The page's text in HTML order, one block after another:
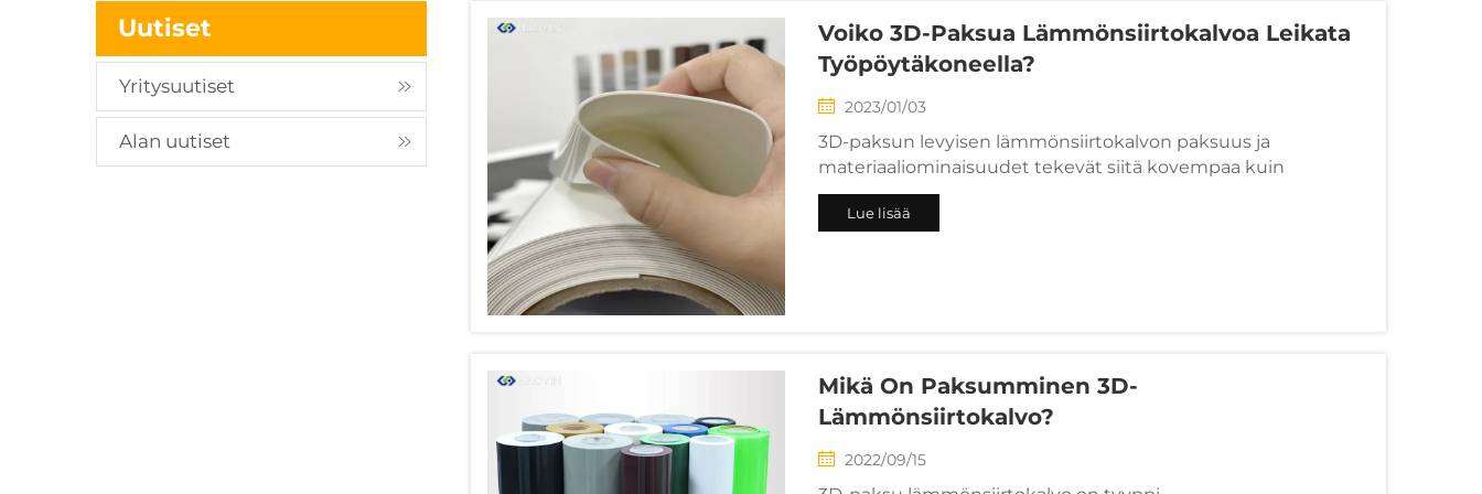
Uutiset
Yritysuutiset
Alan uutiset
Voiko 3D-Paksua Lämmönsiirtokalvoa Leikata
Työpöytäkoneella?
2023/01/03
3D-paksun levyisen lämmönsiirtokalvon paksuus ja
materiaaliominaisuudet tekevät siitä kovempaa kuin
tavallisesta lämmönsiirtokalvosta, mikä voi aiheuttaa haasteita
työpöytäleikkauskoneiden käytössä. Tässä on otettavia
Lue lisää
Mikä On Paksumminen 3D-
Lämmönsiirtokalvo?
2022/09/15